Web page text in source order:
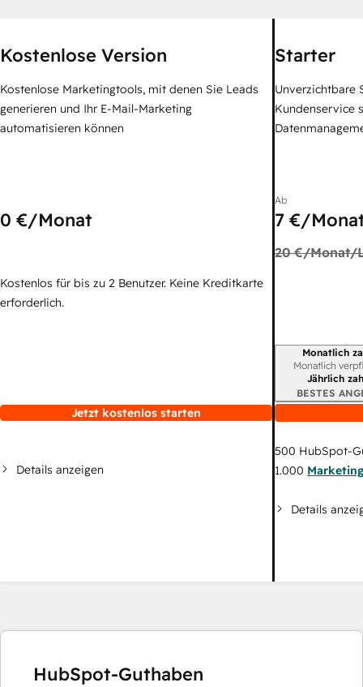
Kostenlose Version
Kostenlose Marketingtools, mit denen Sie Leads
generieren und Ihr E-Mail-Marketing
automatisieren können
0 €/Monat
Kostenlos für bis zu 2 Benutzer. Keine Kreditkarte
erforderlich.
Jetzt kostenlos starten
Details anzeigen
Starter
Unverzichtbare
Kundenservice
Ab
7 €/
20 €/Monat/
Monatlich
Monatlich
Jährlich
BESTES
500 HubSpot-
1.000
Details
HubSpot-Guthaben